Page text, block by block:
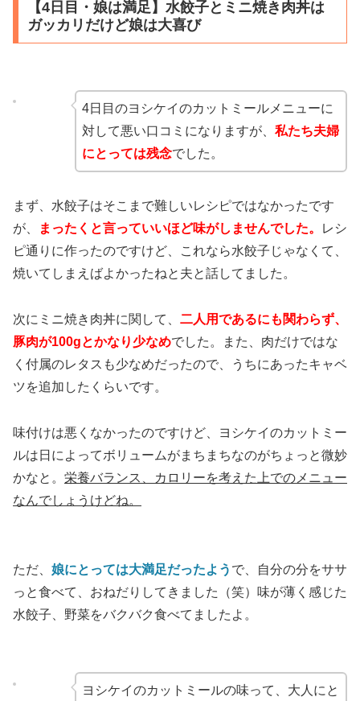
【4日目・娘は満足】水餃子とミニ焼き肉丼は
ガッカリだけど娘は大喜び
4日目のヨシケイのカットミールメニューに
対して悪い口コミになりますが、 私たち夫婦
にとっては残念でした。
まず、水餃子はそこまで難しいレシピではなかったです
が、
まったくと言っていいほど味がしませんでした。
レシ
ピ通りに作ったのですけど、これなら水餃子じゃなくて、
焼いてしまえばよかったねと夫と話してました。
次にミニ焼き肉丼に関して、 二人用であるにも関わらず、
豚肉が100gとかなり少なめでした。また、肉だけではな
く付属のレタスも少なめだったので、うちにあったキャベ
ツを追加したくらいです。
味付けは悪くなかったのですけど、ヨシケイのカットミー
ルは日によってボリュームがまちまちなのがちょっと微妙
かなと。 栄養バランス、カロリーを考えた上でのメニュー
なんでしょうけどね。
ただ、 娘にとっては大満足だったよう で、自分の分をササ
っと食べて、おねだりしてきました（笑）味が薄く感じた
水餃子、野菜をバクバク食べてましたよ。
ヨシケイのカットミールの味って、大人にと